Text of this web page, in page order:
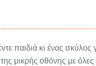
παιδιά κι ένας σκύλος
μικρής οθόνης με όλες